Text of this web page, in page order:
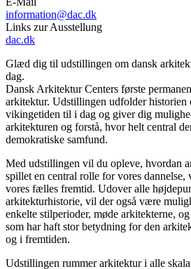
information@dac.dk
Links zur Ausstellung
dac.dk
Glæd dig til udstillingen om dansk
dag.
Dansk Arkitektur Centers første
arkitektur. Udstillingen udfolder historien
vikingetiden til i dag og giver dig
arkitekturen og forstå, hvor helt central
demokratiske samfund.
Med udstillingen vil du opleve, hvordan
spillet en central rolle for vores dannelse,
vores fælles fremtid. Udover alle
arkitekturhistorie, vil der også være
enkelte stilperioder, møde arkitekterne,
som har haft stor betydning for den
og i fremtiden.
Udstillingen rummer arkitektur i alle